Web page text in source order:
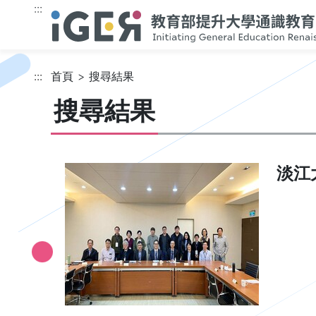
跳到主要內容
:::
::: 首頁 搜尋結果
搜尋結果
淡江